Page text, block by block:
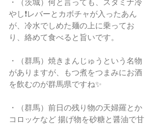
・（茨城）何と言っても、スタミナ冷
やし❗️レバーとカボチャが入ったあん
が、冷水でしめた麺の上に乗ってお
り、絡めて食べると旨いです。
・（群馬）焼きまんじゅうという名物
がありますが、もつ煮をつまみにお酒
を飲むのが群馬県ですね✨
・（群馬）前日の残り物の天婦羅とか
コロッケなど 揚げ物を砂糖と醤油で甘